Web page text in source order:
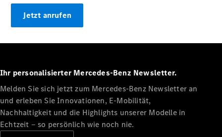
Miete
Mercedes-
Benz Apps
Jetzt anrufen
Ihr personalisierter Mercedes-Benz Newsletter.
Melden Sie sich jetzt zum Mercedes-Benz Newsletter an
und erleben Sie Innovationen, E-Mobilität,
Nachhaltigkeit und die Highlights unserer Modelle in
Echtzeit ‒ so persönlich wie noch nie.